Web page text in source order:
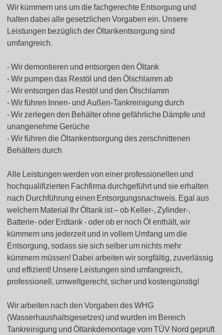
Wir kümmern uns um die fachgerechte Entsorgung und
halten dabei alle gesetzlichen Vorgaben ein. Unsere
Leistungen bezüglich der Öltankentsorgung sind
umfangreich.
Wir demontieren und entsorgen den Öltank
Wir pumpen das Restöl und den Ölschlamm ab
Wir entsorgen das Restöl und den Ölschlamm
Wir führen Innen- und Außen-Tankreinigung durch
Wir zerlegen den Behälter ohne gefährliche Dämpfe und
unangenehme Gerüche
Wir führen die Öltankentsorgung des zerschnittenen
Behälters durch
Alle Leistungen werden von einer professionellen und
hochqualifizierten Fachfirma durchgeführt und sie erhalten
nach Durchführung einen Entsorgungsnachweis. Egal aus
welchem Material Ihr Öltank ist – ob Keller-, Zylinder-,
Batterie- oder Erdtank - oder ob er noch Öl enthält, wir
kümmern uns jederzeit und in vollem Umfang um die
Entsorgung, sodass sie sich selber um nichts mehr
kümmern müssen! Dabei arbeiten wir sorgfältig, zuverlässig
und effizient! Unsere Leistungen sind umfangreich,
professionell, umweltgerecht, sicher und kostengünstig!
Wir arbeiten nach den Vorgaben des WHG
(Wasserhaushaltsgesetzes) und wurden im Bereich
Tankreinigung und Öltankdemontage vom TÜV Nord geprüft